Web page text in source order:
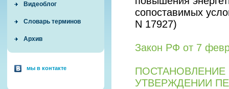
Видеоблог
Словарь терминов
Архив
мы в контакте
сопоставимых
N 17927)
Закон РФ от 7
ПОСТАНОВЛЕНИЕ
УТВЕРЖДЕНИИ